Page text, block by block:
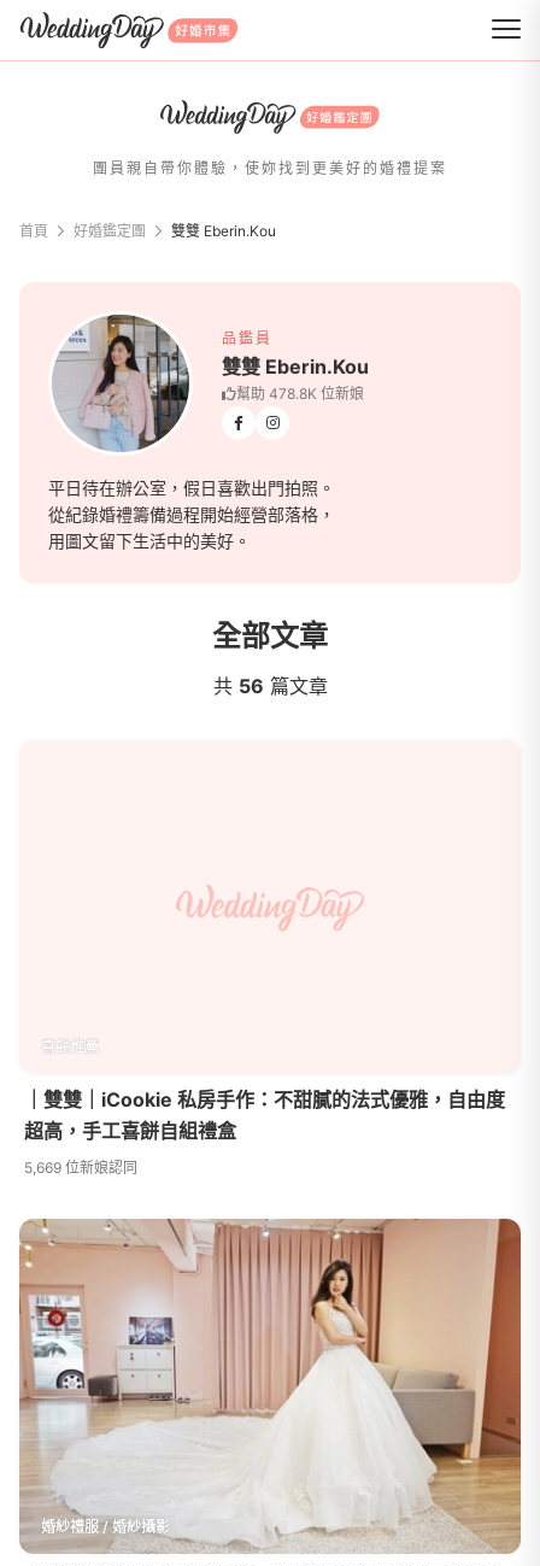
WeddingDay 好婚市集
團員親自帶你體驗，使妳找到更美好的婚禮提案
首頁 好婚鑑定團 雙雙 Eberin.Kou
雙雙 Eberin.Kou
品鑑員
雙雙 Eberin.Kou
幫助 478.8K 位新娘
平日待在辦公室，假日喜歡出門拍照。
從紀錄婚禮籌備過程開始經營部落格，
用圖文留下生活中的美好。
雙雙 Eberin.Kou
全部文章
共 56 篇文章
喜餅推薦
｜雙雙｜iCookie 私房手作：不甜膩的法式優雅，自由度
超高，手工喜餅自組禮盒
5,669 位新娘認同
婚紗禮服 / 婚紗攝影